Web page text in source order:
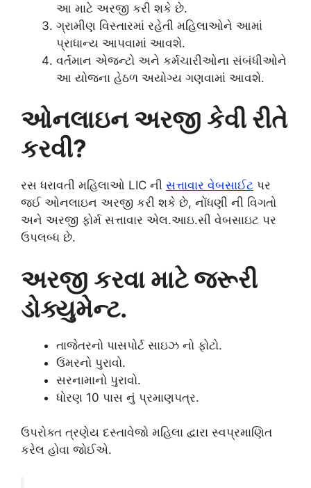
આ માટે અરજી કરી શકે છે.
ગ્રામીણ વિસ્તારમાં રહેતી મહિલાઓને આમાં
પ્રાધાન્ય આપવામાં આવશે.
વર્તમાન એજન્ટો અને કર્મચારીઓના સંબંધીઓને
આ યોજના હેઠળ અયોગ્ય ગણવામાં આવશે.
ઓનલાઇન અરજી કેવી રીતે
કરવી?
રસ ધરાવતી મહિલાઓ LIC ની સત્તાવાર વેબસાઈટ પર
જઈ ઓનલાઇન અરજી કરી શકે છે, નોંધણી ની વિગતો
અને અરજી ફોર્મ સત્તાવાર એલ.આઇ.સી વેબસાઇટ પર
ઉપલબ્ધ છે.
અરજી કરવા માટે જરૂરી
ડોક્યુમેન્ટ.
તાજેતરનો પાસપોર્ટ સાઇઝ નો ફોટો.
ઉંમરનો પુરાવો.
સરનામાનો પુરાવો.
ધોરણ 10 પાસ નું પ્રમાણપત્ર.
ઉપરોક્ત ત્રણેય દસ્તાવેજો મહિલા દ્વારા સ્વપ્રમાણિત
કરેલ હોવા જોઈએ.